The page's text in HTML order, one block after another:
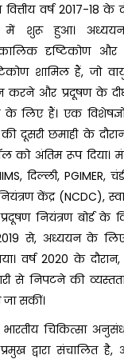
वर्ष 2017-18 के
में शुरू हुआ।
दृष्टिकोण और
शामिल हैं, जो वायु
करने और प्रदूषण के
लिए हैं। एक
की दूसरी छमाही के
को अंतिम रूप दिया।
दिल्ली, PGIMER,
नियंत्रण केंद्र (NCDC),
नियंत्रण बोर्ड के
से, अध्ययन के
वर्ष 2020 के दौरान,
से निपटने की
जा सकीं।
चिकित्सा
द्वारा संचालित है,